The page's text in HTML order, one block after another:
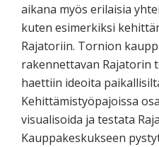
aikana myös erilaisia
kuten esimerkiksi
Rajatoriin. Tornion
rakennettavan Rajatorin
haettiin ideoita
Kehittämistyöpajoissa
visualisoida ja testata
Kauppakeskukseen